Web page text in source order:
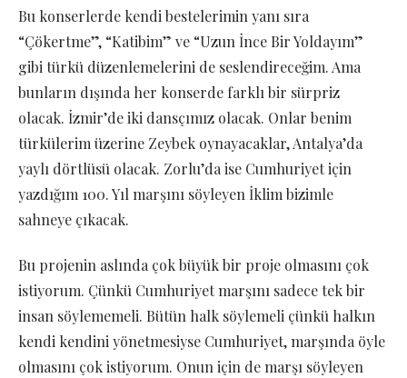
Bu konserlerde kendi bestelerimin yanı sıra
“Çökertme”, “Katibim” ve “Uzun İnce Bir Yoldayım”
gibi türkü düzenlemelerini de seslendireceğim. Ama
bunların dışında her konserde farklı bir sürpriz
olacak. İzmir’de iki dansçımız olacak. Onlar benim
türkülerim üzerine Zeybek oynayacaklar, Antalya’da
yaylı dörtlüsü olacak. Zorlu’da ise Cumhuriyet için
yazdığım 100. Yıl marşını söyleyen İklim bizimle
sahneye çıkacak.
Bu projenin aslında çok büyük bir proje olmasını çok
istiyorum. Çünkü Cumhuriyet marşını sadece tek bir
insan söylememeli. Bütün halk söylemeli çünkü halkın
kendi kendini yönetmesiyse Cumhuriyet, marşında öyle
olmasını çok istiyorum. Onun için de marşı söyleyen